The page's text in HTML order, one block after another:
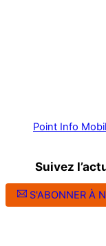
Point Info
Suivez
S'ABONNER À